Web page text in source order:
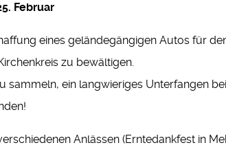
Februar
eines geländegängigen Autos für
zu bewältigen.
sammeln, ein langwieriges Unterfangen
Anlässen (Erntedankfest in